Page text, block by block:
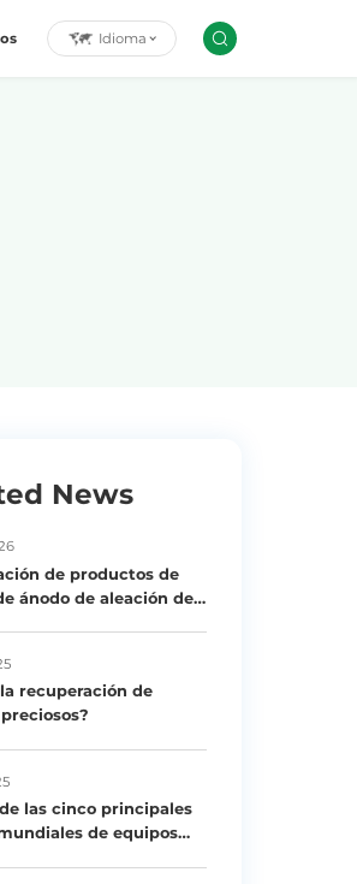
Idioma
News
de productos de
ánodo de aleación de
recuperación de
las cinco principales
de equipos